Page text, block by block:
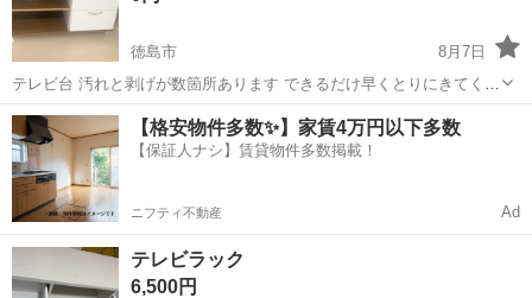
徳島市
8月7日
テレビ台 汚れと剥げが数箇所あります できるだけ早くとりにきてくれ
る方を優先させていただきます。 よろしくお願いします。
徳島 徳島市 収納家具
【格安物件多数✨】家賃4万円以下多数
【保証人ナシ】賃貸物件多数掲載！
ニフティ不動産 Ad
テレビラック
6,500円